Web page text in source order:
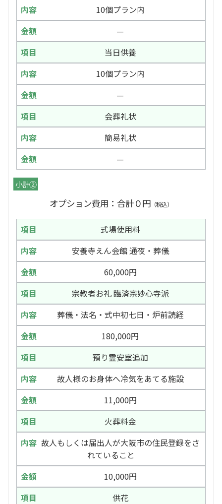
10個プラン内
—
当日供養
10個プラン内
—
会葬礼状
簡易礼状
—
小計②
オプション費用：合計０円 （税込）
式場使用料
安養寺えん会館 通夜・葬儀
60,000円
宗教者お礼 臨済宗妙心寺派
葬儀・法名・式中初七日・炉前読経
180,000円
預り霊安室追加
故人様のお身体へ冷気をあてる施設
11,000円
火葬料金
故人もしくは届出人が大阪市の住民登録をさ
れていること
10,000円
供花